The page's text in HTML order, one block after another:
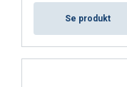
Se produkt